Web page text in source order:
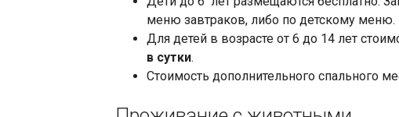
меню завтраков, либо по детскому меню.
Для детей в возрасте от 6 до 14 лет
в сутки.
Стоимость дополнительного спального